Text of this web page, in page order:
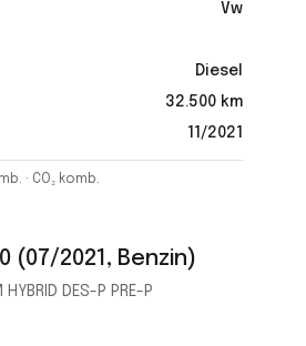
Vw
Diesel
32.500 km
11/2021
· CO₂ komb.
(07/2021, Benzin)
DES-P PRE-P